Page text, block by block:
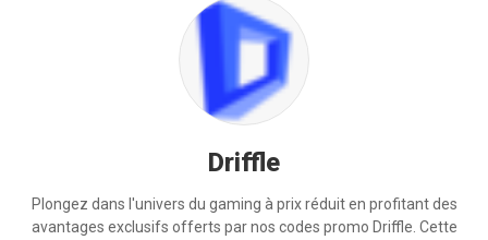
Driffle
Plongez dans l'univers du gaming à prix réduit en profitant des
avantages exclusifs offerts par nos codes promo Driffle. Cette